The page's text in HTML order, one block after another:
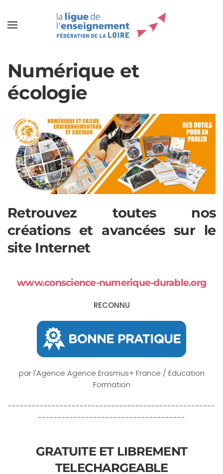
Numérique et
écologie
Retrouvez toutes nos
créations et avancées sur le
site Internet
www.conscience-numerique-durable.org
RECONNU
par l'Agence Agence Erasmus+ France / Education
Formation
----------------------------------------------------
-------------------------------------
GRATUITE ET LIBREMENT
TELECHARGEABLE